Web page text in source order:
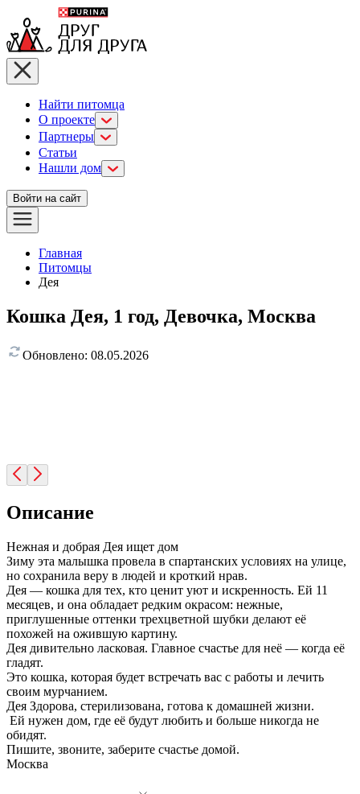
Найти питомца
О проекте
Партнеры
Статьи
Нашли дом
Войти на сайт
Главная
Питомцы
Дея
Кошка Дея, 1 год, Девочка, Москва
Обновлено: 08.05.2026
Описание
Нежная и добрая Дея ищет дом
Зиму эта малышка провела в спартанских условиях на улице,
но сохранила веру в людей и кроткий нрав.
Дея — кошка для тех, кто ценит уют и искренность. Ей 11
месяцев, и она обладает редким окрасом: нежные,
приглушенные оттенки трехцветной шубки делают её
похожей на ожившую картину.
Дея дивительно ласковая. Главное счастье для неё — когда её
гладят.
Это кошка, которая будет встречать вас с работы и лечить
своим мурчанием.
Дея Здорова, стерилизована, готова к домашней жизни.
Ей нужен дом, где её будут любить и больше никогда не
обидят.
Пишите, звоните, заберите счастье домой.
Москва